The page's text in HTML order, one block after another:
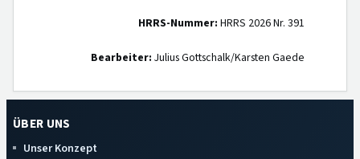
HRRS-Nummer: HRRS 2026 Nr. 391
Bearbeiter: Julius Gottschalk/Karsten Gaede
ÜBER UNS
Unser Konzept